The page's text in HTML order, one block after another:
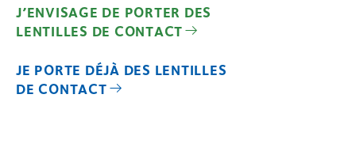
J’ENVISAGE DE PORTER DES
LENTILLES DE CONTACT
JE PORTE DÉJÀ DES LENTILLES
DE CONTACT